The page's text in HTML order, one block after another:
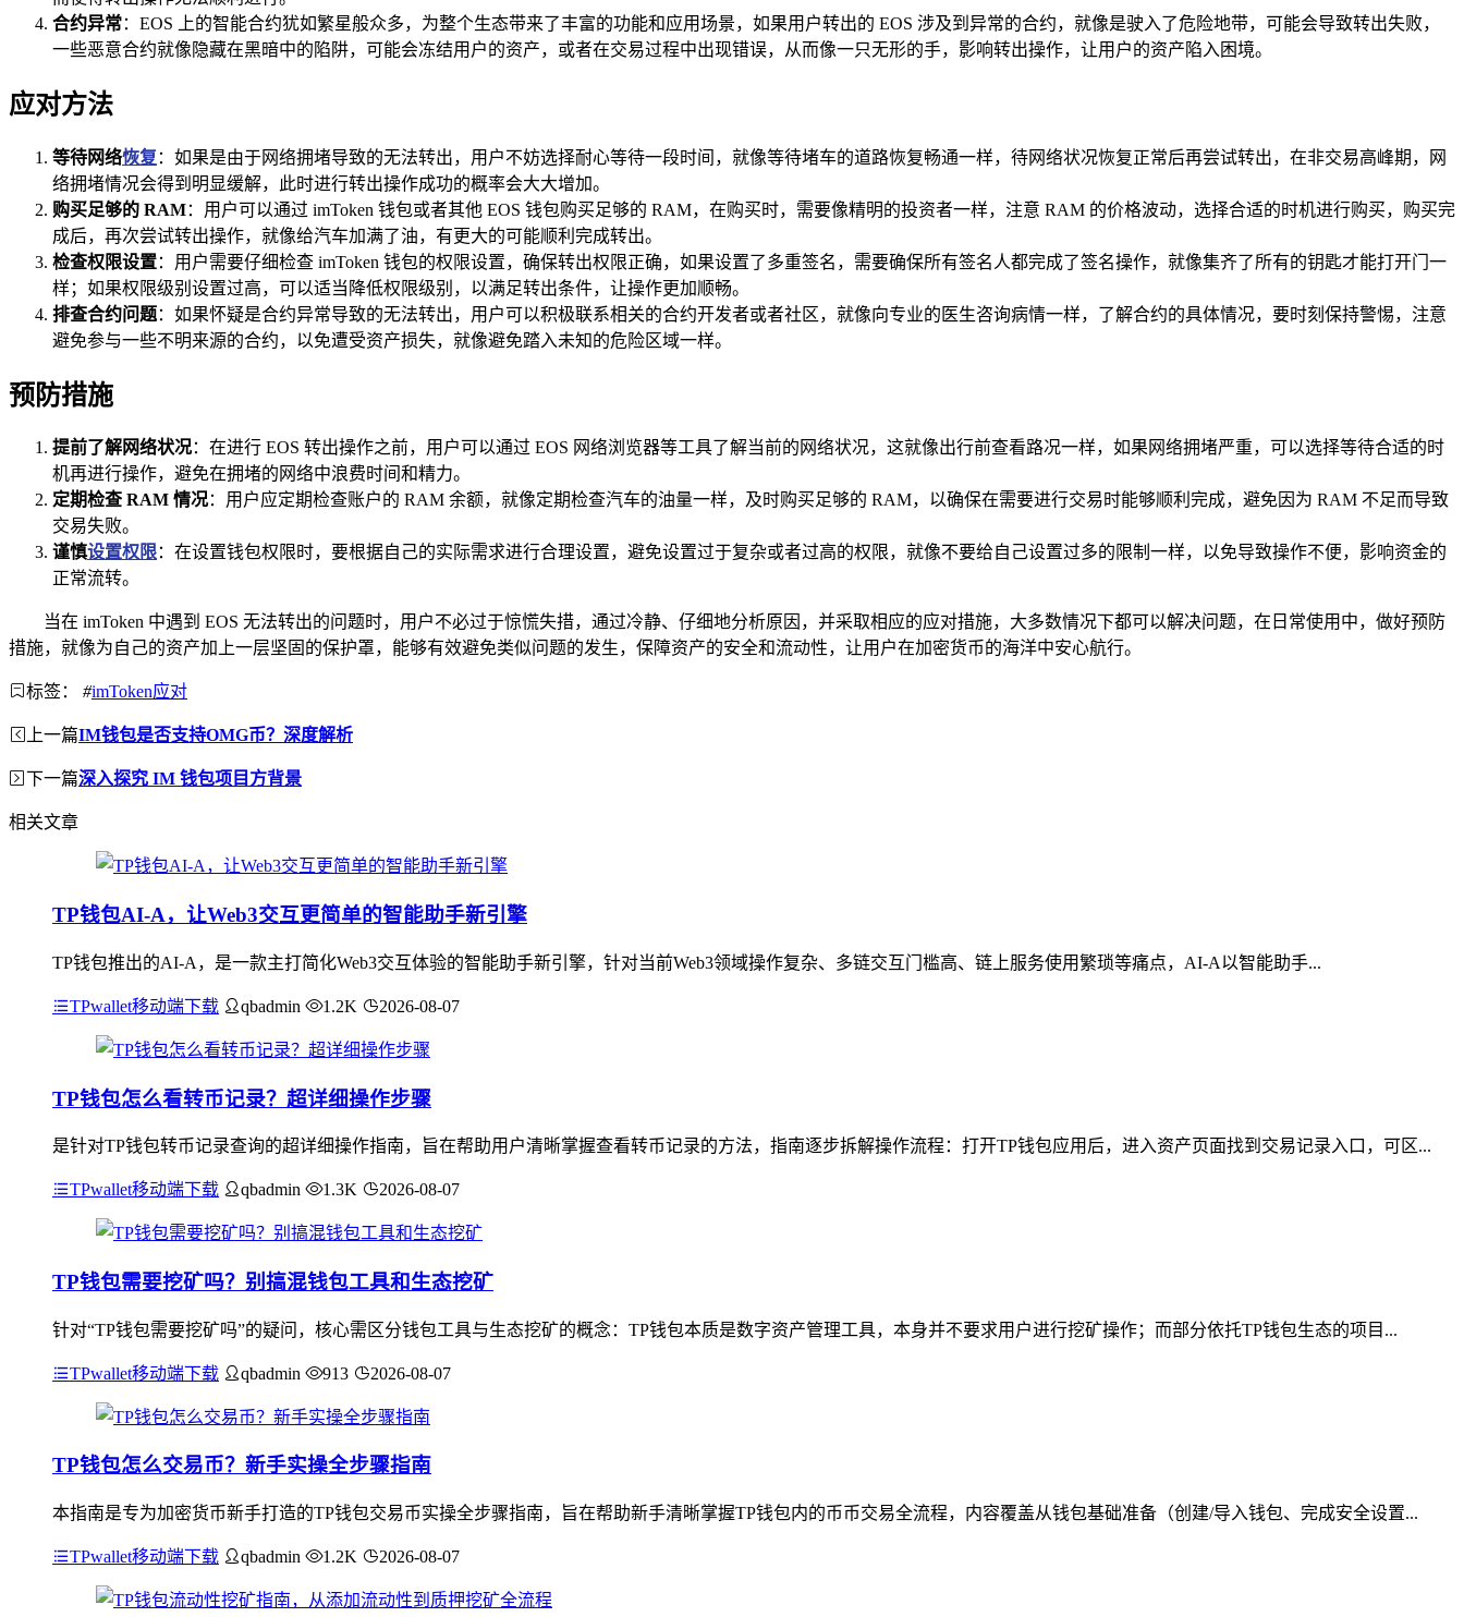
合约异常：EOS 上的智能合约犹如繁星般众多，为整个生态带来了丰富的功能和应用场景，如果用户转出的 EOS 涉及到异常的合约，就像是驶入了危险地带，可能会导致转出失败，
一些恶意合约就像隐藏在黑暗中的陷阱，可能会冻结用户的资产，或者在交易过程中出现错误，从而像一只无形的手，影响转出操作，让用户的资产陷入困境。
应对方法
等待网络恢复 ：如果是由于网络拥堵导致的无法转出，用户不妨选择耐心等待一段时间，就像等待堵车的道路恢复畅通一样，待网络状况恢复正常后再尝试转出，在非交易高峰期，网
络拥堵情况会得到明显缓解，此时进行转出操作成功的概率会大大增加。
购买足够的 RAM：用户可以通过 imToken 钱包或者其他 EOS 钱包购买足够的 RAM，在购买时，需要像精明的投资者一样，注意 RAM 的价格波动，选择合适的时机进行购买，购买完
成后，再次尝试转出操作，就像给汽车加满了油，有更大的可能顺利完成转出。
检查权限设置：用户需要仔细检查 imToken 钱包的权限设置，确保转出权限正确，如果设置了多重签名，需要确保所有签名人都完成了签名操作，就像集齐了所有的钥匙才能打开门一
样；如果权限级别设置过高，可以适当降低权限级别，以满足转出条件，让操作更加顺畅。
排查合约问题：如果怀疑是合约异常导致的无法转出，用户可以积极联系相关的合约开发者或者社区，就像向专业的医生咨询病情一样，了解合约的具体情况，要时刻保持警惕，注意
避免参与一些不明来源的合约，以免遭受资产损失，就像避免踏入未知的危险区域一样。
预防措施
提前了解网络状况：在进行 EOS 转出操作之前，用户可以通过 EOS 网络浏览器等工具了解当前的网络状况，这就像出行前查看路况一样，如果网络拥堵严重，可以选择等待合适的时
机再进行操作，避免在拥堵的网络中浪费时间和精力。
定期检查 RAM 情况：用户应定期检查账户的 RAM 余额，就像定期检查汽车的油量一样，及时购买足够的 RAM，以确保在需要进行交易时能够顺利完成，避免因为 RAM 不足而导致
交易失败。
谨慎设置权限：在设置钱包权限时，要根据自己的实际需求进行合理设置，避免设置过于复杂或者过高的权限，就像不要给自己设置过多的限制一样，以免导致操作不便，影响资金的
正常流转。
当在 imToken 中遇到 EOS 无法转出的问题时，用户不必过于惊慌失措，通过冷静、仔细地分析原因，并采取相应的应对措施，大多数情况下都可以解决问题，在日常使用中，做好预防
措施，就像为自己的资产加上一层坚固的保护罩，能够有效避免类似问题的发生，保障资产的安全和流动性，让用户在加密货币的海洋中安心航行。
标签： #imToken应对
上一篇IM钱包是否支持OMG币？深度解析
下一篇深入探究 IM 钱包项目方背景
相关文章
TP钱包AI-A，让Web3交互更简单的智能助手新引擎
TP钱包推出的AI-A，是一款主打简化Web3交互体验的智能助手新引擎，针对当前Web3领域操作复杂、多链交互门槛高、链上服务使用繁琐等痛点，AI-A以智能助手...
TPwallet移动端下载 qbadmin 1.2K 2026-08-07
TP钱包怎么看转币记录？超详细操作步骤
是针对TP钱包转币记录查询的超详细操作指南，旨在帮助用户清晰掌握查看转币记录的方法，指南逐步拆解操作流程：打开TP钱包应用后，进入资产页面找到交易记录入口，可区...
TPwallet移动端下载 qbadmin 1.3K 2026-08-07
TP钱包需要挖矿吗？别搞混钱包工具和生态挖矿
针对“TP钱包需要挖矿吗”的疑问，核心需区分钱包工具与生态挖矿的概念：TP钱包本质是数字资产管理工具，本身并不要求用户进行挖矿操作；而部分依托TP钱包生态的项目...
TPwallet移动端下载 qbadmin 913 2026-08-07
TP钱包怎么交易币？新手实操全步骤指南
本指南是专为加密货币新手打造的TP钱包交易币实操全步骤指南，旨在帮助新手清晰掌握TP钱包内的币币交易全流程，内容覆盖从钱包基础准备（创建/导入钱包、完成安全设置...
TPwallet移动端下载 qbadmin 1.2K 2026-08-07